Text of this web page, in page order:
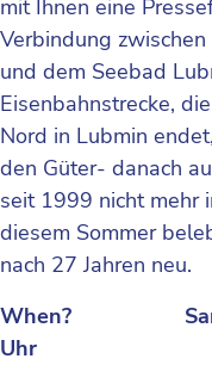
mit Ihnen eine
Verbindung
und dem Seebad
Eisenbahnstrecke,
Nord in Lubmin
den Güter- danach
seit 1999 nicht mehr
diesem Sommer
nach 27 Jahren neu.
When?
Uhr